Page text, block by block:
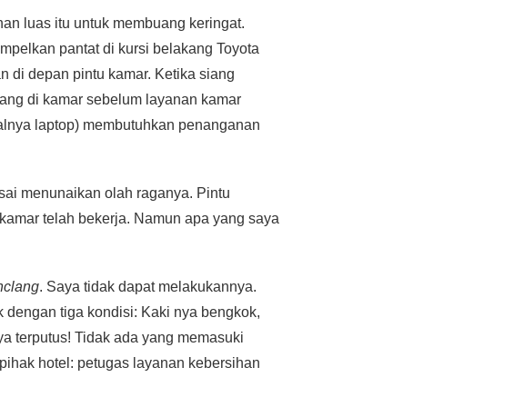
luas itu untuk membuang keringat.
pantat di kursi belakang Toyota
di depan pintu kamar. Ketika siang
di kamar sebelum layanan kamar
laptop) membutuhkan penanganan
menunaikan olah raganya. Pintu
telah bekerja. Namun apa yang saya
. Saya tidak dapat melakukannya.
dengan tiga kondisi: Kaki nya bengkok,
terputus! Tidak ada yang memasuki
hotel: petugas layanan kebersihan